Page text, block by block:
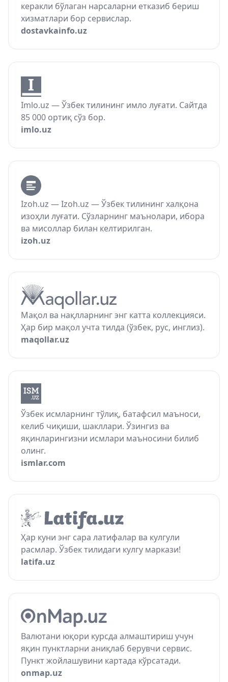
керакли бўлаган нарсаларни етказиб бериш
хизматлари бор сервислар.
dostavkainfo.uz
Imlo.uz — Ўзбек тилининг имло луғати. Сайтда
85 000 ортиқ сўз бор.
imlo.uz
Izoh.uz — Izoh.uz — Ўзбек тилининг халқона
изоҳли луғати. Сўзларнинг маънолари, ибора
ва мисоллар билан келтирилган.
izoh.uz
Мақол ва нақлларнинг энг катта коллекцияси.
Ҳар бир мақол учта тилда (ўзбек, рус, инглиз).
maqollar.uz
Ўзбек исмларнинг тўлиқ, батафсил маъноси,
келиб чиқиши, шакллари. Ўзингиз ва
яқинларингизни исмлари маъносини билиб
олинг.
ismlar.com
Ҳар куни энг сара латифалар ва кулгули
расмлар. Ўзбек тилидаги кулгу маркази!
latifa.uz
Валютани юқори курсда алмаштириш учун
яқин пунктларни аниқлаб берувчи сервис.
Пункт жойлашувини картада кўрсатади.
onmap.uz